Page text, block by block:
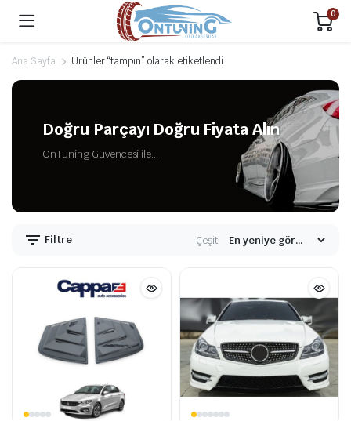
0
Ana Sayfa Ürünler “tampın” olarak etiketlendi
Doğru Parçayı Doğru Fiyata Alın
OnTuning Güvencesi ile...
Filtre Çeşit: